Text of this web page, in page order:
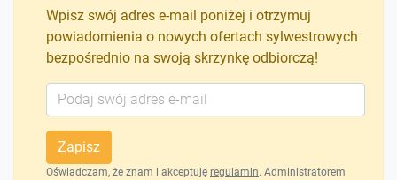
Wpisz swój adres e-mail poniżej i otrzymuj
powiadomienia o nowych ofertach sylwestrowych
bezpośrednio na swoją skrzynkę odbiorczą!
Zapisz
Oświadczam, że znam i akceptuję regulamin. Administratorem